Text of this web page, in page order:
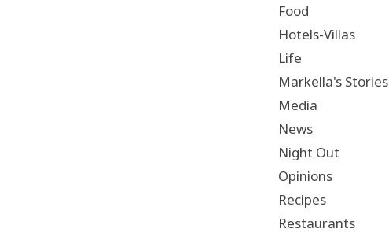
Food
Hotels-Villas
Life
Markella's Stories
Media
News
Night Out
Opinions
Recipes
Restaurants